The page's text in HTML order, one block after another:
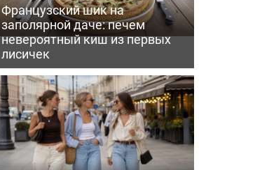
Французский шик на
заполярной даче: печем
невероятный киш из первых
лисичек